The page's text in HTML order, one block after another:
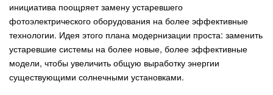
инициатива поощряет замену устаревшего
фотоэлектрического оборудования на более эффективные
технологии. Идея этого плана модернизации проста: заменить
устаревшие системы на более новые, более эффективные
модели, чтобы увеличить общую выработку энергии
существующими солнечными установками.